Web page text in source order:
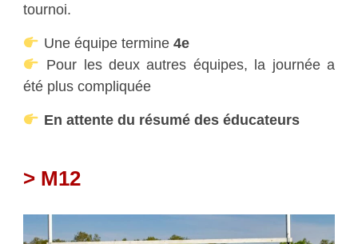
tournoi.
Une équipe termine 4e
Pour les deux autres équipes, la journée a
été plus compliquée
En attente du résumé des éducateurs
> M12